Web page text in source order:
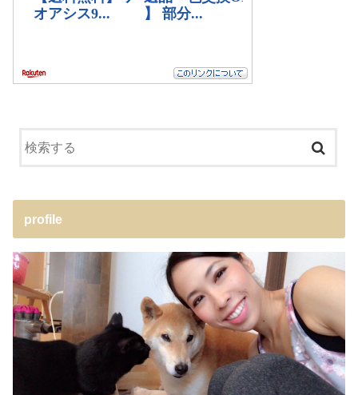
profile